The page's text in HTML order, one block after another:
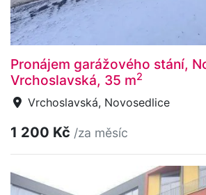
Pronájem garážového stání,
Vrchoslavská, 35 m2
Vrchoslavská, Novosedlice
1 200 Kč /za měsíc